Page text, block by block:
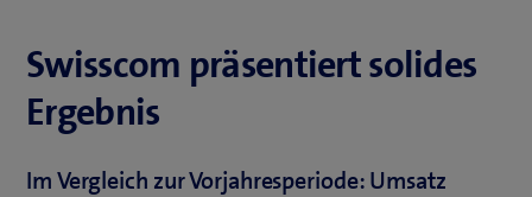
Swisscom präsentiert solides
Ergebnis
Im Vergleich zur Vorjahresperiode: Umsatz